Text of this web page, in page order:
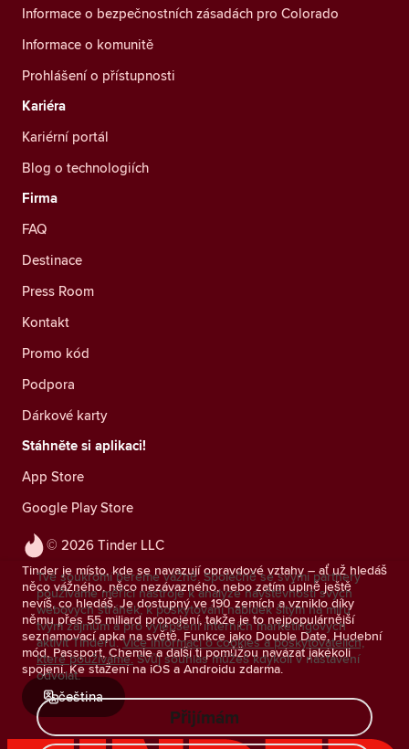
© 2026 Tinder LLC
Tinder je místo, kde se navazují opravdové vztahy – ať už hledáš
něco vážného, něco nezávazného, nebo zatím úplně ještě
nevíš, co hledáš. Je dostupný ve 190 zemích a vzniklo díky
němu přes 55 miliard propojení, takže je to nejpopulárnější
seznamovací apka na světě. Funkce jako Double Date, Hudební
mód, Passport, Chemie a další ti pomůžou navázat jakékoli
spojení. Ke stažení na iOS a Androidu zdarma.
čeština
Informace o bezpečnostních zásadách pro Colorado
Informace o komunitě
Prohlášení o přístupnosti
Kariéra
Kariérní portál
Blog o technologiích
Firma
FAQ
Destinace
Press Room
Kontakt
Promo kód
Podpora
Dárkové karty
Stáhněte si aplikaci!
App Store
Google Play Store
Tvé soukromí bereme vážně. Společně se svými partnery
používáme měřicí nástroje k analýze návštěvnosti svých
webových stránek, k poskytování nabídek šitým na míru
tvým zájmům a pro vylepšení interních marketingových
aktivit Tinderu. Více informací o cookies a poskytovatelích,
které používáme. Svůj souhlas můžeš kdykoli v nastavení
odvolat.
Přijímám